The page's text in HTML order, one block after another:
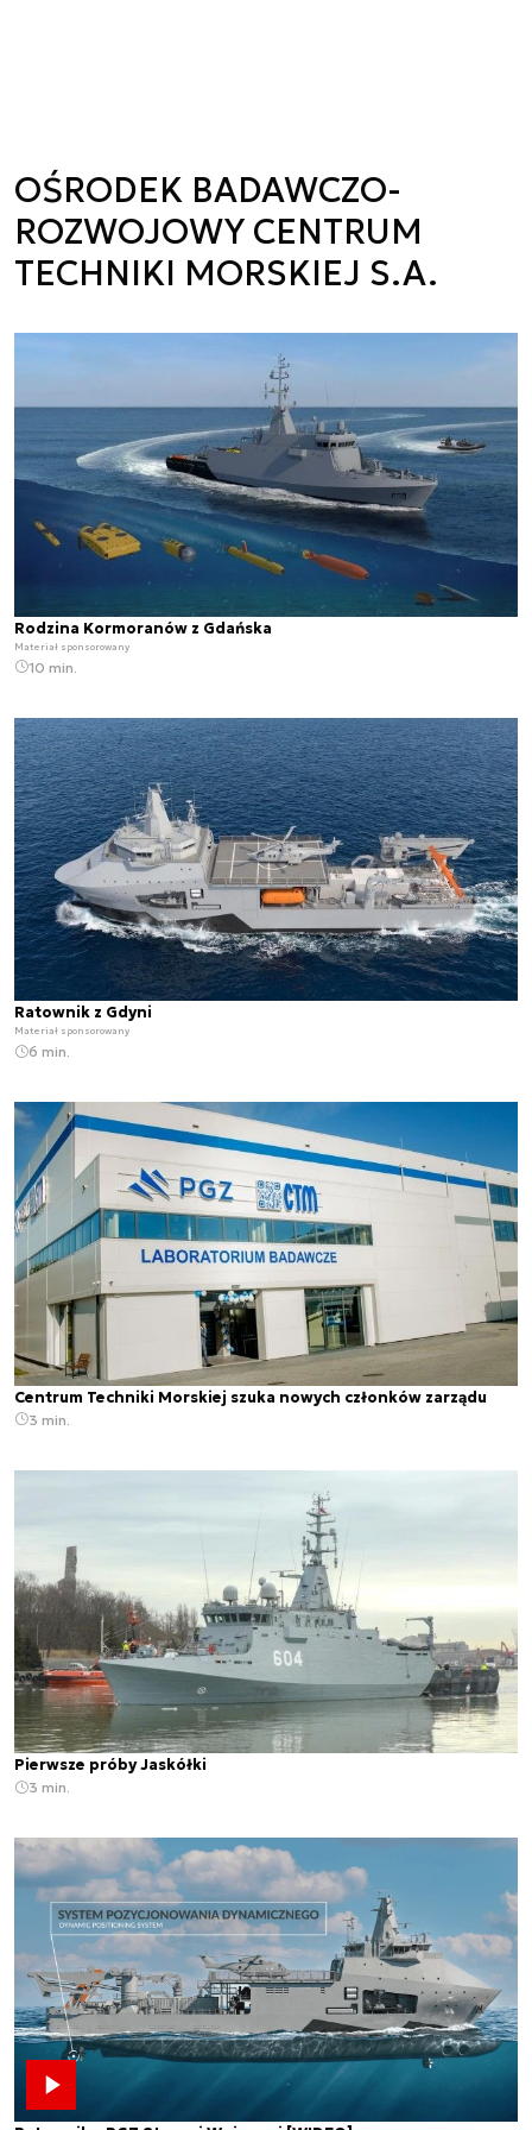
OŚRODEK BADAWCZO-
ROZWOJOWY CENTRUM
TECHNIKI MORSKIEJ S.A.
Rodzina Kormoranów z Gdańska
Materiał sponsorowany
10 min.
Ratownik z Gdyni
Materiał sponsorowany
6 min.
Centrum Techniki Morskiej szuka nowych członków zarządu
3 min.
Pierwsze próby Jaskółki
3 min.